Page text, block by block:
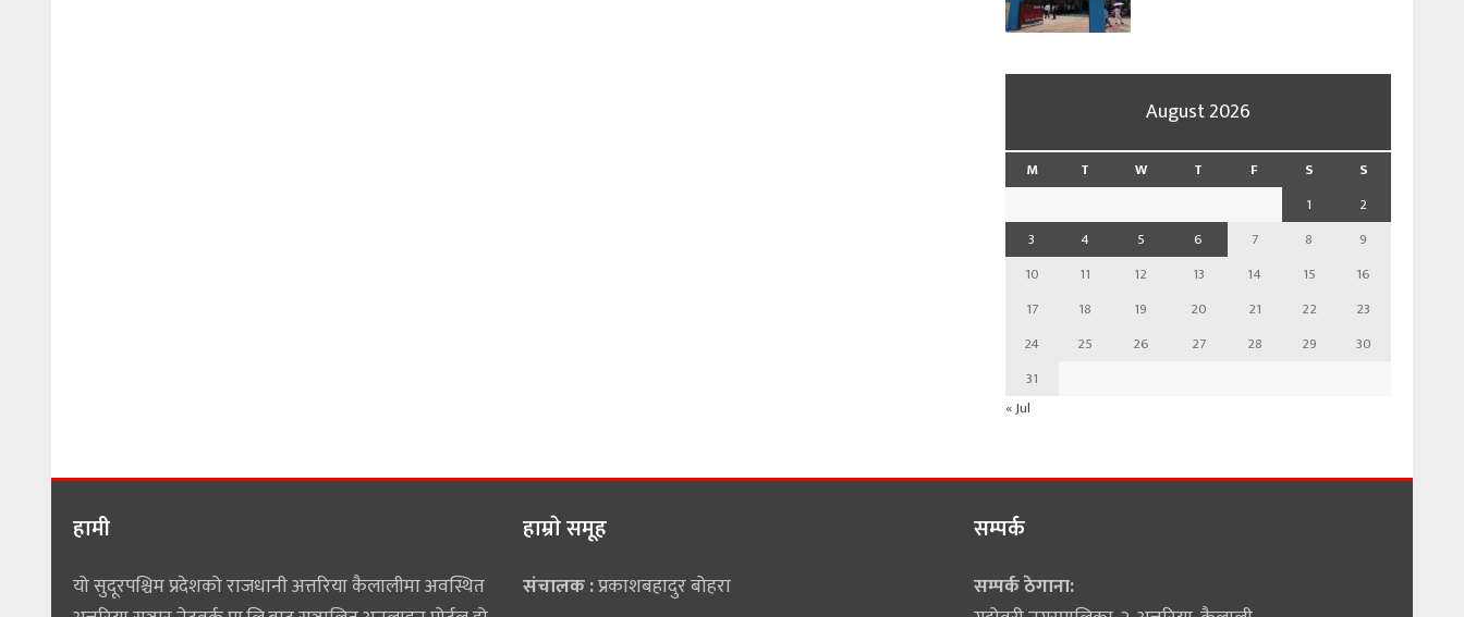
August 2026
M T W T F S
S
1
2
3
4 5 6 7 8
9
10
11 12 13 14 15
16
17
18 19 20 21 22
23
24
25 26 27 28 29
30
31
« Jul
हामी
यो सुदूरपश्चिम प्रदेशको राजधानी अत्तरिया कैलालीमा अवस्थित
हाम्राे समूह
संचालक :प्रकाशबहादुर बोहरा
सम्पर्क
सम्पर्क ठेगाना: